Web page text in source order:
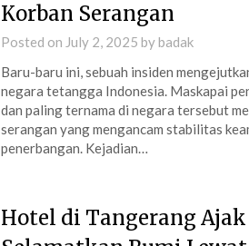
Korban Serangan
Posted on July 2, 2025 bybadak
Baru-baru ini, sebuah insiden
negara tetangga Indonesia. Maskapai
dan paling ternama di negara tersebut
serangan yang mengancam stabilitas
penerbangan. Kejadian…
Hotel di Tangerang